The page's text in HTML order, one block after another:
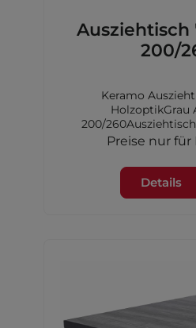
Ausziehtisch
200/
Keramo
HolzoptikGrau
200/
Aluminium, Farbe:
200/
Preise nur für
Details